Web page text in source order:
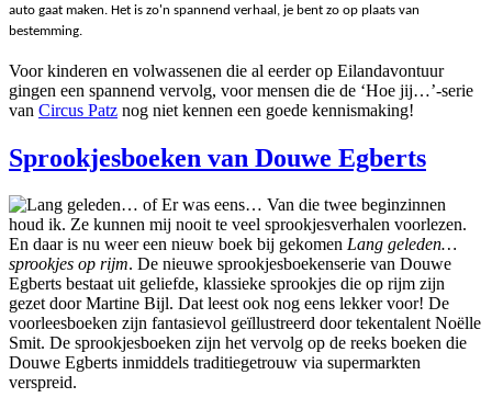
auto gaat maken. Het is zo'n spannend verhaal, je bent zo op plaats van
bestemming.
Voor kinderen en volwassenen die al eerder op Eilandavontuur
gingen een spannend vervolg, voor mensen die de ‘Hoe jij…’-serie
van Circus Patz nog niet kennen een goede kennismaking!
Sprookjesboeken van Douwe Egberts
Lang geleden… of Er was eens… Van die twee beginzinnen
houd ik. Ze kunnen mij nooit te veel sprookjesverhalen voorlezen.
En daar is nu weer een nieuw boek bij gekomen Lang geleden…
sprookjes op rijm. De nieuwe sprookjesboekenserie van Douwe
Egberts bestaat uit geliefde, klassieke sprookjes die op rijm zijn
gezet door Martine Bijl. Dat leest ook nog eens lekker voor! De
voorleesboeken zijn fantasievol geïllustreerd door tekentalent Noëlle
Smit. De sprookjesboeken zijn het vervolg op de reeks boeken die
Douwe Egberts inmiddels traditiegetrouw via supermarkten
verspreid.